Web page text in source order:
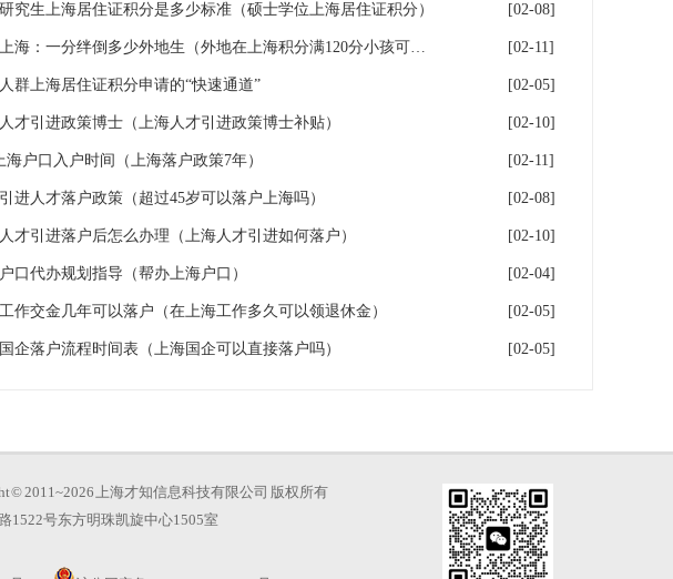
究生上海居住证积分是多少标准（硕士学位上海居住证积分） [02-08]
落户上海：一分绊倒多少外地生（外地在上海积分满120分小孩可以考上海大学吗） [02-11]
群上海居住证积分申请的“快速通道” [02-05]
才引进政策博士（上海人才引进政策博士补贴） [02-10]
海户口入户时间（上海落户政策7年） [02-11]
进人才落户政策（超过45岁可以落户上海吗） [02-08]
才引进落户后怎么办理（上海人才引进如何落户） [02-10]
口代办规划指导（帮办上海户口） [02-04]
作交金几年可以落户（在上海工作多久可以领退休金） [02-05]
企落户流程时间表（上海国企可以直接落户吗） [02-05]
© 2011~2026 上海才知信息科技有限公司 版权所有
1522号东方明珠凯旋中心1505室